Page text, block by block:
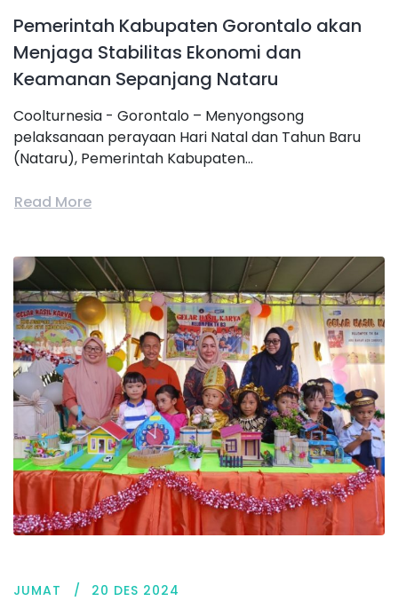
Pemerintah Kabupaten Gorontalo akan
Menjaga Stabilitas Ekonomi dan
Keamanan Sepanjang Nataru
Coolturnesia - Gorontalo – Menyongsong
pelaksanaan perayaan Hari Natal dan Tahun Baru
(Nataru), Pemerintah Kabupaten...
Read More
JUMAT 20 DES 2024